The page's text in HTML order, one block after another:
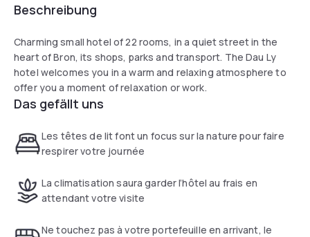
Beschreibung
Charming small hotel of 22 rooms, in a quiet street in the
heart of Bron, its shops, parks and transport. The Dau Ly
hotel welcomes you in a warm and relaxing atmosphere to
offer you a moment of relaxation or work.
Das gefällt uns
Les têtes de lit font un focus sur la nature pour faire
respirer votre journée
La climatisation saura garder l’hôtel au frais en
attendant votre visite
Ne touchez pas à votre portefeuille en arrivant, le